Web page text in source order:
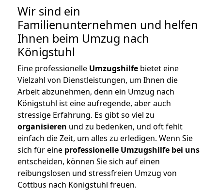
Wir sind ein
Familienunternehmen und helfen
Ihnen beim Umzug nach
Königstuhl
Eine professionelle Umzugshilfe bietet eine
Vielzahl von Dienstleistungen, um Ihnen die
Arbeit abzunehmen, denn ein Umzug nach
Königstuhl ist eine aufregende, aber auch
stressige Erfahrung. Es gibt so viel zu
organisieren und zu bedenken, und oft fehlt
einfach die Zeit, um alles zu erledigen. Wenn Sie
sich für eine professionelle Umzugshilfe bei uns
entscheiden, können Sie sich auf einen
reibungslosen und stressfreien Umzug von
Cottbus nach Königstuhl freuen.